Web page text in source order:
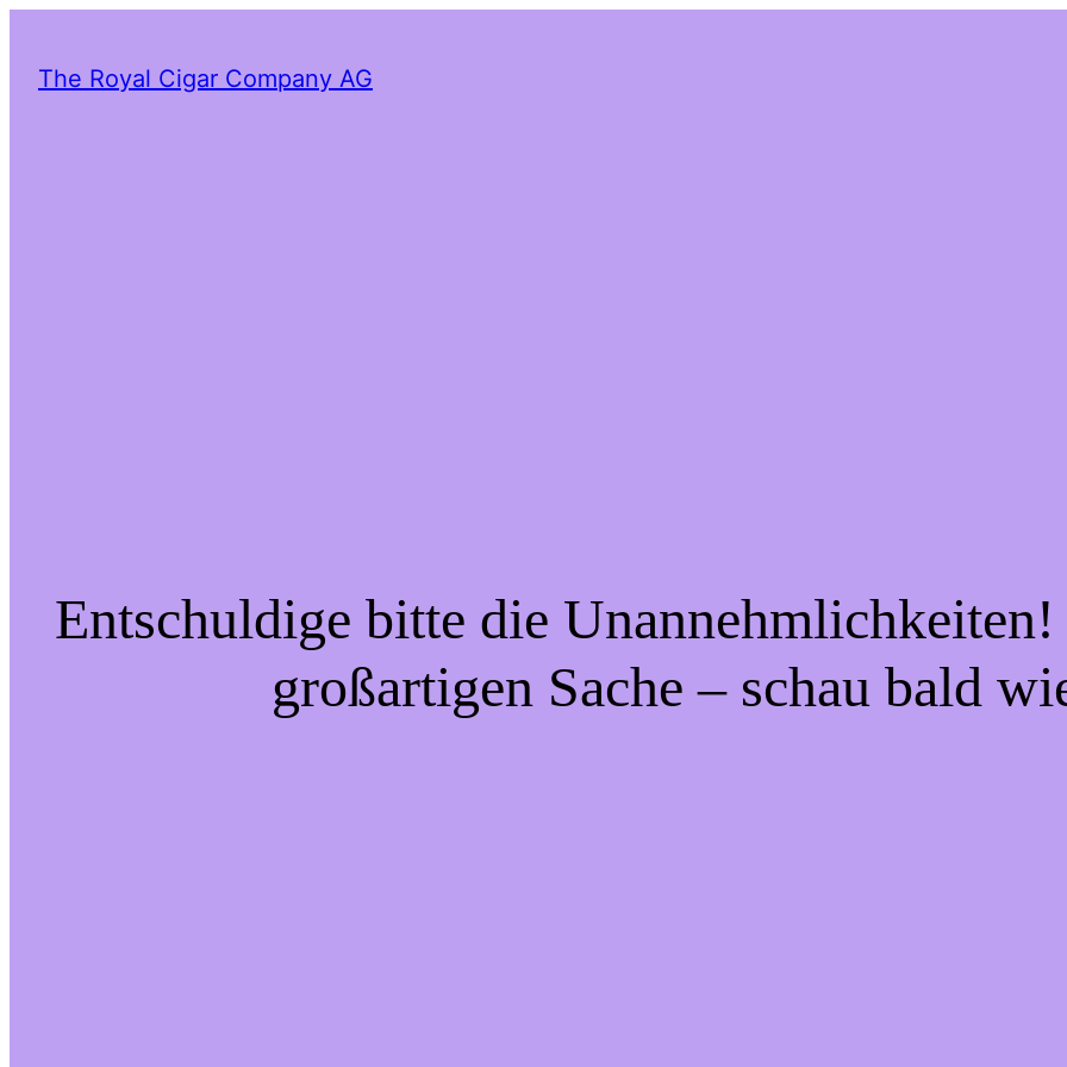
The Royal Cigar Company AG
Entschuldige bitte die
großartigen Sache – schau bald